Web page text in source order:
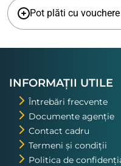
Pot plăti cu
INFORMAȚII UTILE
Întrebări frecvente
Documente agenție
Contact cadru
Termeni și condiții
Politica de